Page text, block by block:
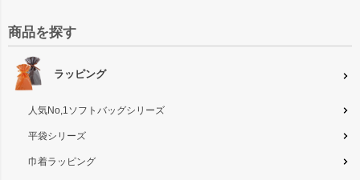
商品を探す
ラッピング
人気No,1ソフトバッグシリーズ
平袋シリーズ
巾着ラッピング